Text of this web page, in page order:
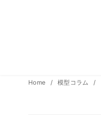
Home 模型コラム